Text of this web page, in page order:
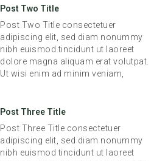
Post Two Title
Post Two Title consectetuer
adipiscing elit, sed diam nonummy
nibh euismod tincidunt ut laoreet
dolore magna aliquam erat volutpat.
Ut wisi enim ad minim veniam,
Post Three Title
Post Three Title consectetuer
adipiscing elit, sed diam nonummy
nibh euismod tincidunt ut laoreet